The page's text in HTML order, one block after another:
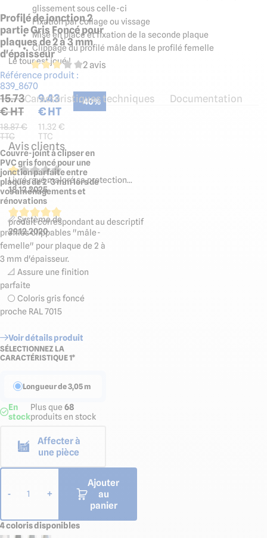
Profilé de jonction 2
partie Gris Foncé pour
plaques de 2 à 3 mm
d'épaisseur
2 avis
Référence produit :
839_8670
15.73
€ HT
9.43
€ HT
-40%
18.87€
TTC
11.32 €
TTC
Couvre-joint à clipser en
PVC gris foncé pour une
jonction parfaite entre
plaques de 2-3 mm lors de
vos aménagements et
rénovations
📏 Système de
profilés clippables "mâle-
femelle" pour plaque de 2 à
3 mm d'épaisseur.
📐 Assure une finition
parfaite
⚪️ Coloris gris foncé
proche RAL 7015
Voir détails produit
SÉLECTIONNEZ LA
CARACTÉRISTIQUE 1*
Longueur de 3,05 m
En
stock
Plus que 68
produits en stock
Affecter à
une pièce
- 1 +
Ajouter
au
panier
4 coloris disponibles
glissement sous celle-ci
Fixation par collage ou vissage
Mise en place et fixation de la seconde plaque
Clippage du profilé mâle dans le profilé femelle
Le tour est joué !
Caractéristiques techniques Documentation
Avis clients
Livré rayé malgré sa protection...
18.12.2025
produit correspondant au descriptif
29.12.2020